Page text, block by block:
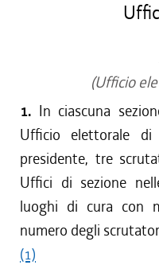
(Ufficio
1. In ciascuna
Ufficio elettorale
presidente, tre
Uffici di sezione
luoghi di cura con
numero degli
(1)